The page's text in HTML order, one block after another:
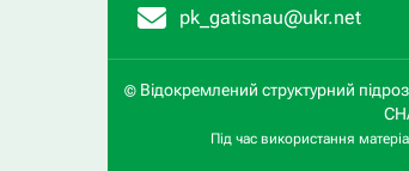
pk_gatisnau@ukr.net
© Відокремлений структурний
Під час використання